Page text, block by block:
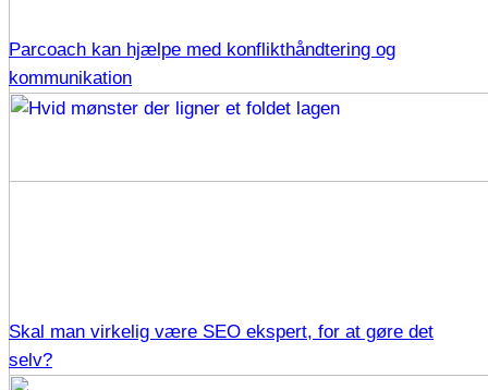
Parcoach kan hjælpe med konflikthåndtering og
kommunikation
Skal man virkelig være SEO ekspert, for at gøre det
selv?